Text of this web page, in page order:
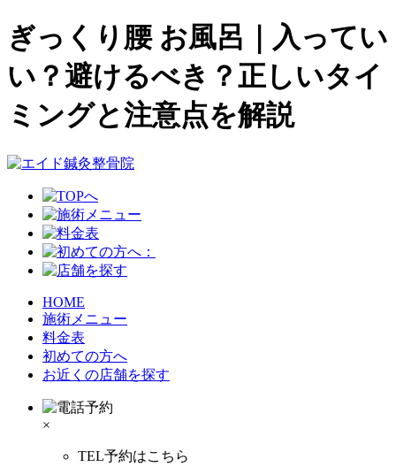
ぎっくり腰 お風呂｜入ってい
い？避けるべき？正しいタイ
ミングと注意点を解説
HOME
施術メニュー
料金表
初めての方へ
お近くの店舗を探す
×
TEL予約はこちら